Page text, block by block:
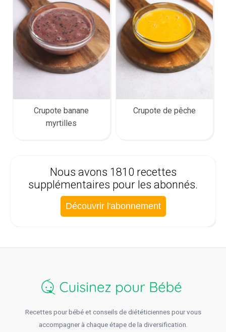
Crupote banane
myrtilles
Crupote de pêche
Nous avons 1810 recettes
supplémentaires pour les abonnés.
Découvrir l'abonnement
Recettes pour bébé et conseils de diététiciennes pour vous
accompagner à chaque étape de la diversification.